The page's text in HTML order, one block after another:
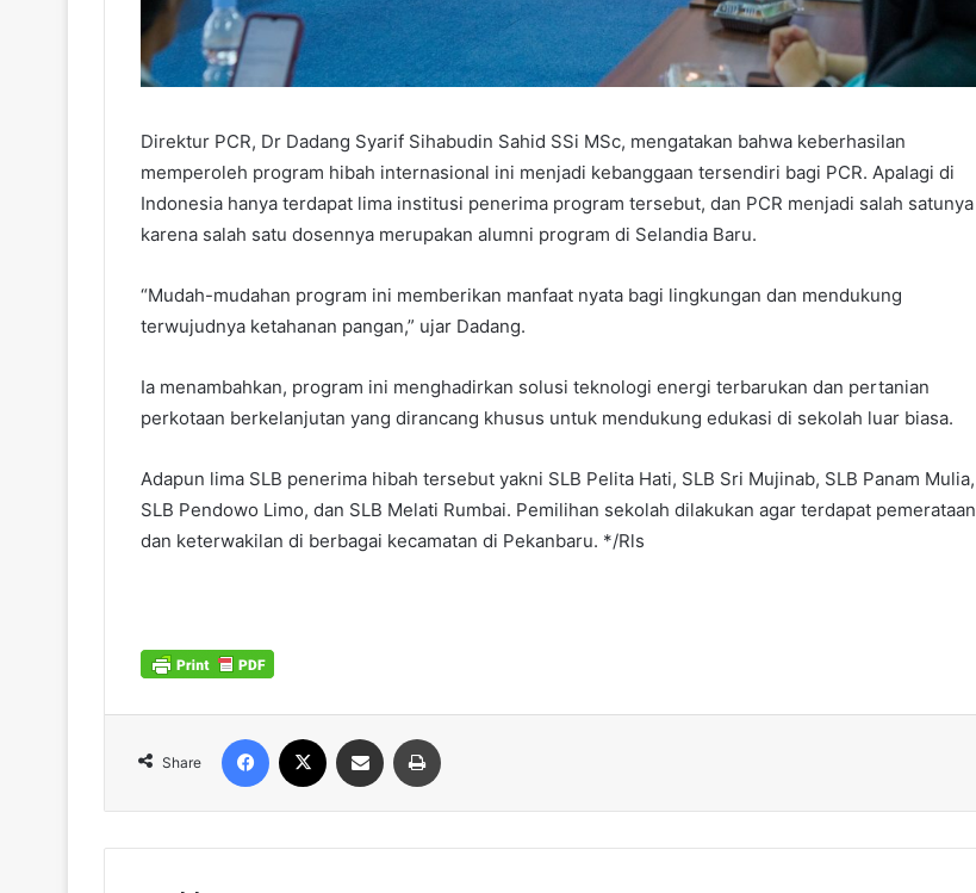
Direktur PCR, Dr Dadang Syarif Sihabudin Sahid SSi MSc, mengatakan bahwa keberhasilan
memperoleh program hibah internasional ini menjadi kebanggaan tersendiri bagi PCR. Apalagi di
Indonesia hanya terdapat lima institusi penerima program tersebut, dan PCR menjadi salah satunya
karena salah satu dosennya merupakan alumni program di Selandia Baru.
“Mudah-mudahan program ini memberikan manfaat nyata bagi lingkungan dan mendukung
terwujudnya ketahanan pangan,” ujar Dadang.
Ia menambahkan, program ini menghadirkan solusi teknologi energi terbarukan dan pertanian
perkotaan berkelanjutan yang dirancang khusus untuk mendukung edukasi di sekolah luar biasa.
Adapun lima SLB penerima hibah tersebut yakni SLB Pelita Hati, SLB Sri Mujinab, SLB Panam Mulia,
SLB Pendowo Limo, dan SLB Melati Rumbai. Pemilihan sekolah dilakukan agar terdapat pemerataan
dan keterwakilan di berbagai kecamatan di Pekanbaru. */Rls
Share